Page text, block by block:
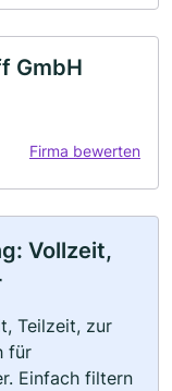
GmbH
Firma bewerten
Vollzeit,
Teilzeit, zur
für
Einfach filtern